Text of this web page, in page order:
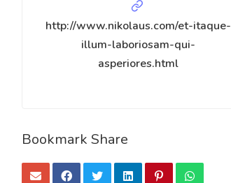
http://www.nikolaus.com/et-itaque-
illum-laboriosam-qui-
asperiores.html
Bookmark Share